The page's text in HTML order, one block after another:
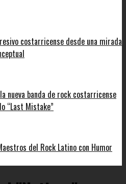
costarricense desde una mirada
nueva banda de rock costarricense
“Last Mistake”
del Rock Latino con Humor